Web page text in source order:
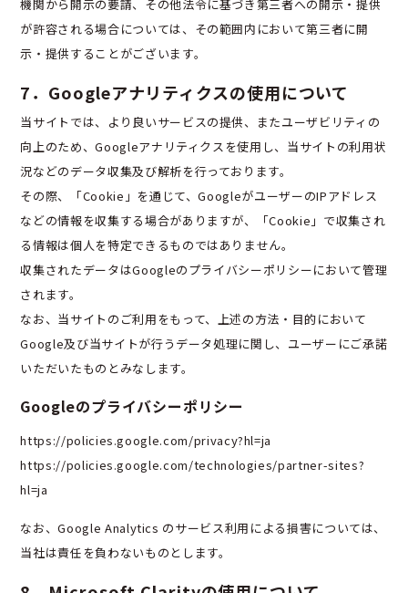
機関から開示の要請、その他法令に基づき第三者への開示・提供
が許容される場合については、その範囲内において第三者に開
示・提供することがございます。
7．Googleアナリティクスの使用について
当サイトでは、より良いサービスの提供、またユーザビリティの
向上のため、Googleアナリティクスを使用し、当サイトの利用状
況などのデータ収集及び解析を行っております。
その際、「Cookie」を通じて、GoogleがユーザーのIPアドレス
などの情報を収集する場合がありますが、「Cookie」で収集され
る情報は個人を特定できるものではありません。
収集されたデータはGoogleのプライバシーポリシーにおいて管理
されます。
なお、当サイトのご利用をもって、上述の方法・目的において
Google及び当サイトが行うデータ処理に関し、ユーザーにご承諾
いただいたものとみなします。
Googleのプライバシーポリシー
https://policies.google.com/privacy?hl=ja
https://policies.google.com/technologies/partner-sites?
hl=ja
なお、Google Analytics のサービス利用による損害については、
当社は責任を負わないものとします。